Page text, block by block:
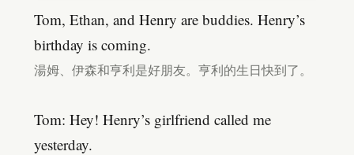
Tom, Ethan, and Henry are buddies. Henry’s
birthday is coming.
湯姆、伊森和亨利是好朋友。亨利的生日快到了。
Tom: Hey! Henry’s girlfriend called me
yesterday.